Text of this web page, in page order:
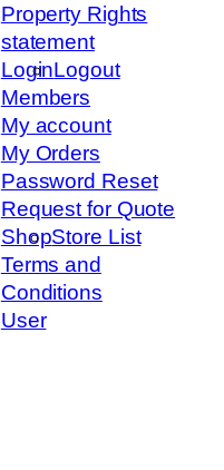
Property Rights
statement
LoginLogout
Members
My account
My Orders
Password Reset
Request for Quote
ShopStore List
Terms and
Conditions
User